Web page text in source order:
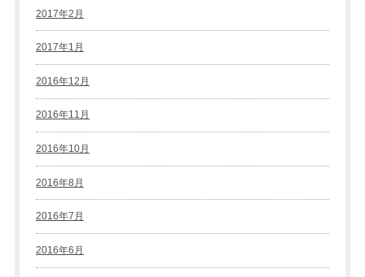
2017年2月
2017年1月
2016年12月
2016年11月
2016年10月
2016年8月
2016年7月
2016年6月